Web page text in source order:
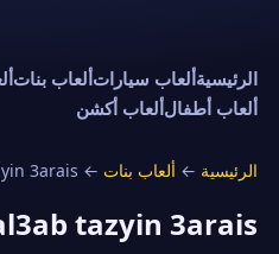
الرئيسيةألعاب سياراتألعاب بنات
ألعاب أطفالألعاب أكشن
الرئيسية ← ألعاب بنات ←
3arais
tazyin 3arais